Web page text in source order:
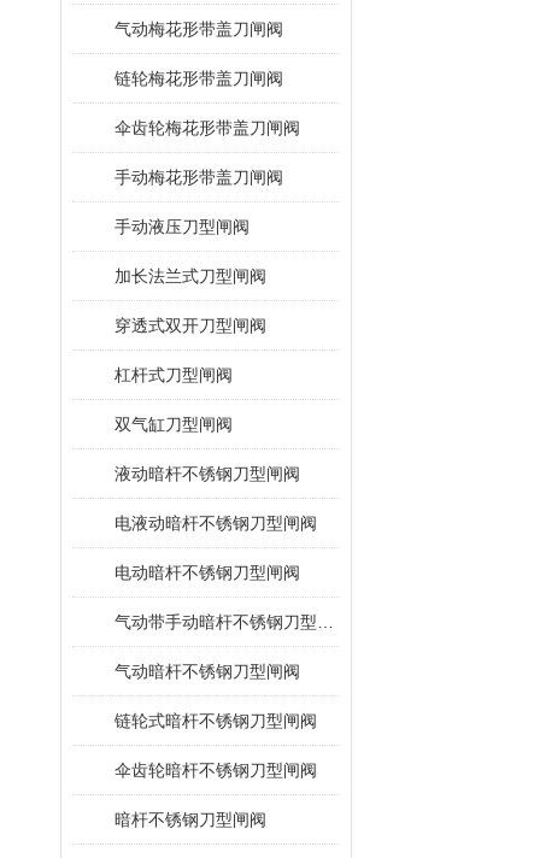
气动梅花形带盖刀闸阀
链轮梅花形带盖刀闸阀
伞齿轮梅花形带盖刀闸阀
手动梅花形带盖刀闸阀
手动液压刀型闸阀
加长法兰式刀型闸阀
穿透式双开刀型闸阀
杠杆式刀型闸阀
双气缸刀型闸阀
液动暗杆不锈钢刀型闸阀
电液动暗杆不锈钢刀型闸阀
电动暗杆不锈钢刀型闸阀
气动暗杆不锈钢刀型闸阀
链轮式暗杆不锈钢刀型闸阀
伞齿轮暗杆不锈钢刀型闸阀
暗杆不锈钢刀型闸阀